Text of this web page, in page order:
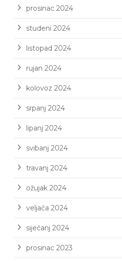
prosinac 2024
studeni 2024
listopad 2024
rujan 2024
kolovoz 2024
srpanj 2024
lipanj 2024
svibanj 2024
travanj 2024
ožujak 2024
veljača 2024
siječanj 2024
prosinac 2023